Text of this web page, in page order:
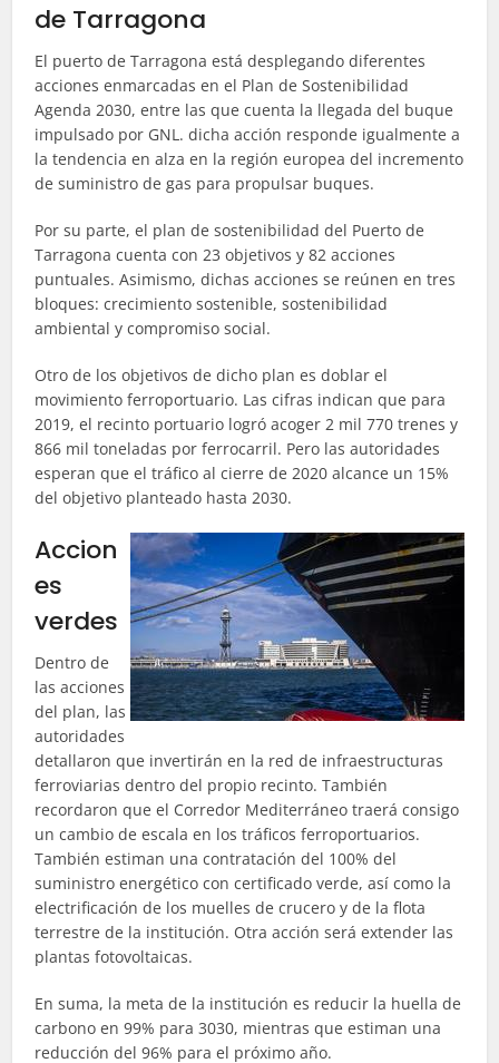
de Tarragona
El puerto de Tarragona está desplegando diferentes
acciones enmarcadas en el Plan de Sostenibilidad
Agenda 2030, entre las que cuenta la llegada del buque
impulsado por GNL. dicha acción responde igualmente a
la tendencia en alza en la región europea del incremento
de suministro de gas para propulsar buques.
Por su parte, el plan de sostenibilidad del Puerto de
Tarragona cuenta con 23 objetivos y 82 acciones
puntuales. Asimismo, dichas acciones se reúnen en tres
bloques: crecimiento sostenible, sostenibilidad
ambiental y compromiso social.
Otro de los objetivos de dicho plan es doblar el
movimiento ferroportuario. Las cifras indican que para
2019, el recinto portuario logró acoger 2 mil 770 trenes y
866 mil toneladas por ferrocarril. Pero las autoridades
esperan que el tráfico al cierre de 2020 alcance un 15%
del objetivo planteado hasta 2030.
Accion
es
verdes
Dentro de
las acciones
del plan, las
autoridades
detallaron que invertirán en la red de infraestructuras
ferroviarias dentro del propio recinto. También
recordaron que el Corredor Mediterráneo traerá consigo
un cambio de escala en los tráficos ferroportuarios.
También estiman una contratación del 100% del
suministro energético con certificado verde, así como la
electrificación de los muelles de crucero y de la flota
terrestre de la institución. Otra acción será extender las
plantas fotovoltaicas.
En suma, la meta de la institución es reducir la huella de
carbono en 99% para 3030, mientras que estiman una
reducción del 96% para el próximo año.